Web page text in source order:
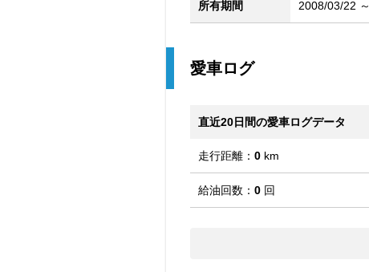
所有期間 2008/03/22 ～
愛車ログ
直近20日間の愛車ログデータ
走行距離： 0 km
給油回数： 0 回